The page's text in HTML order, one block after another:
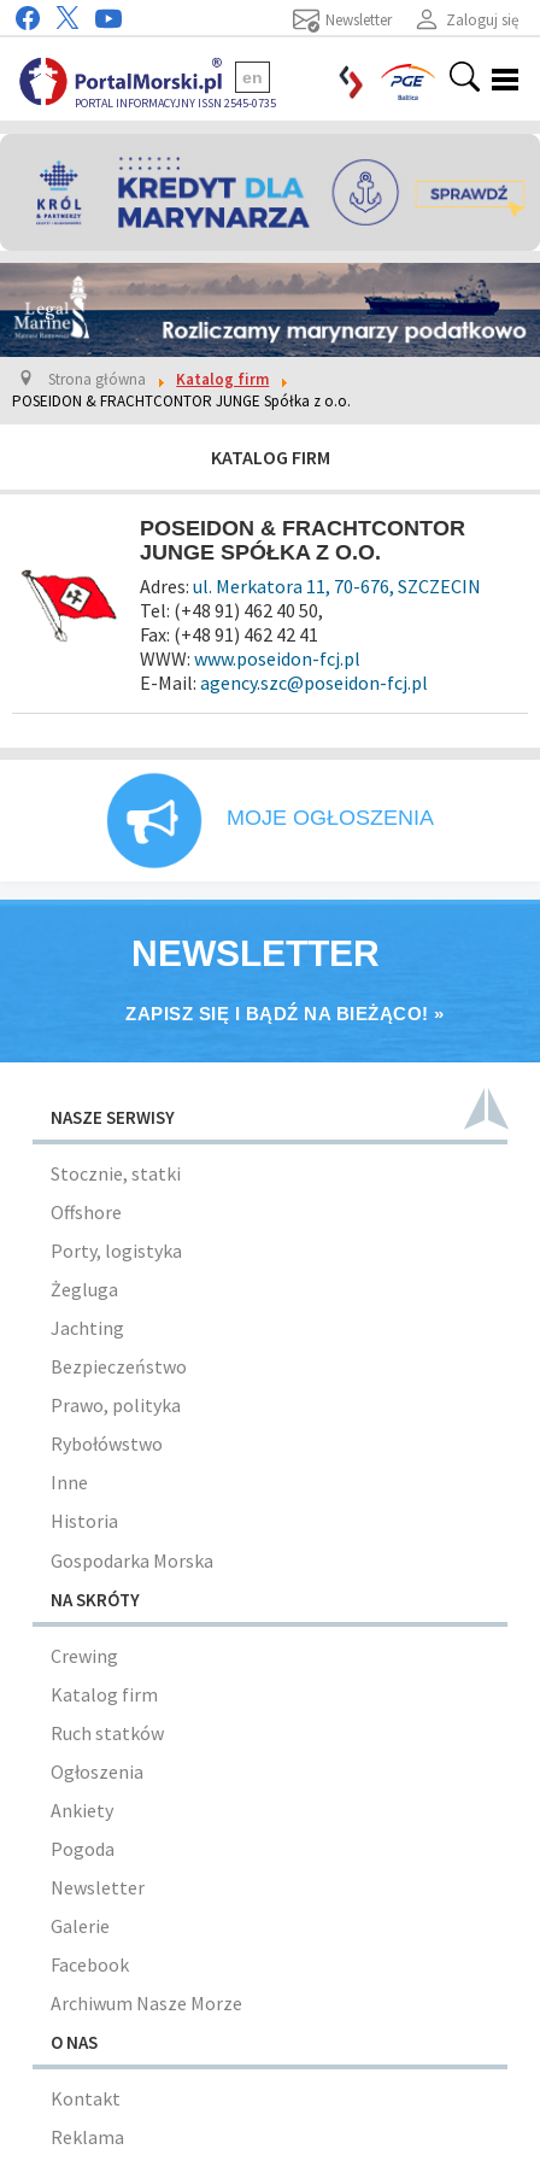
Zaloguj się
Newsletter
PORTAL INFORMACYJNY ISSN 2545-0735
en
Strona główna
Katalog firm
POSEIDON & FRACHTCONTOR JUNGE Spółka z o.o.
KATALOG FIRM
POSEIDON & FRACHTCONTOR
JUNGE SPÓŁKA Z O.O.
Adres: ul. Merkatora 11, 70-676, SZCZECIN
Tel: (+48 91) 462 40 50,
Fax: (+48 91) 462 42 41
WWW: www.poseidon-fcj.pl
E-Mail: agency.szc@poseidon-fcj.pl
MOJE OGŁOSZENIA
NEWSLETTER
ZAPISZ SIĘ I BĄDŹ NA BIEŻĄCO! »
NASZE SERWISY
Stocznie, statki
Offshore
Porty, logistyka
Żegluga
Jachting
Bezpieczeństwo
Prawo, polityka
Rybołówstwo
Inne
Historia
Gospodarka Morska
NA SKRÓTY
Crewing
Katalog firm
Ruch statków
Ogłoszenia
Ankiety
Pogoda
Newsletter
Galerie
Facebook
Archiwum Nasze Morze
O NAS
Kontakt
Reklama